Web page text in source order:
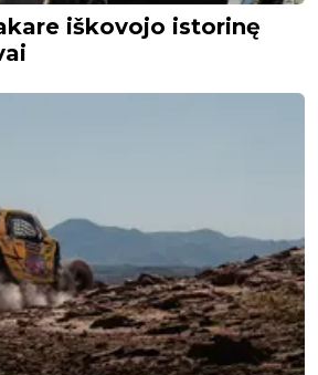
iškovojo istorinę